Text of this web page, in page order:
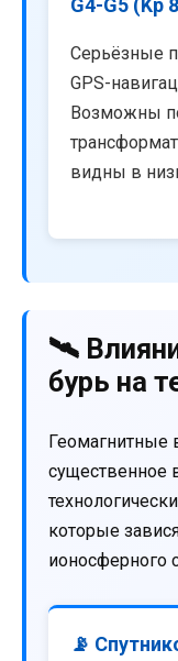
G4-G5 (Kp
Серьёзные
GPS-
Возможны
видны в
🛰️
бурь на
Геомагнитные
существенное
которые
ионосферного
📡